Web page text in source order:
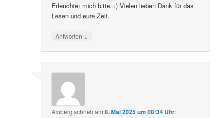
Erleuchtet mich bitte. :) Vielen lieben Dank für das
Lesen und eure Zeit.
Antworten ↓
Amberg schriebam8. Mai 2025 um 08:34 Uhr: